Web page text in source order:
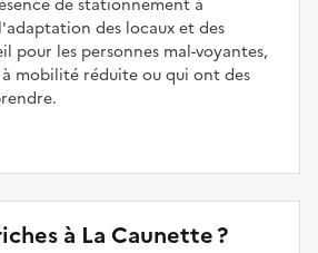
des locaux et des
pour les personnes mal-voyantes,
mobilité réduite ou qui ont des
à La Caunette ?